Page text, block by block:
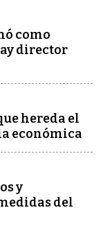
como
director
hereda el
económica
y
del